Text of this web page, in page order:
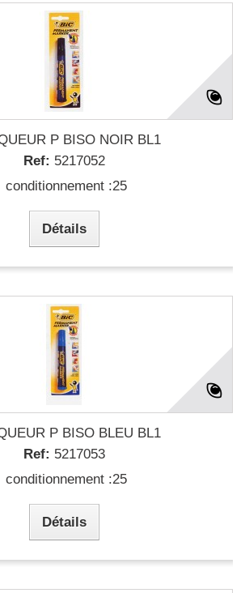
P BISO NOIR BL1
Ref: 5217052
conditionnement :25
Détails
P BISO BLEU BL1
Ref: 5217053
conditionnement :25
Détails